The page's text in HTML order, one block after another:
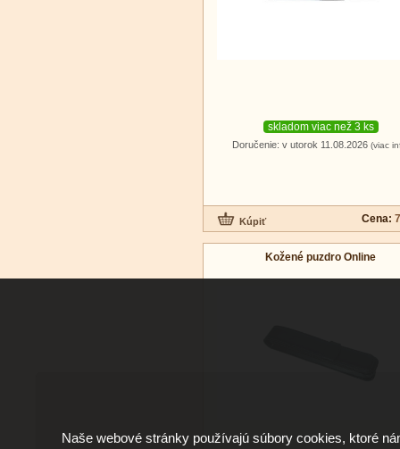
skladom viac než 3 ks
Doručenie: v utorok 11.08.2026 (viac
Cena:
Kožené puzdro Online
Naše webové stránky používajú súbory cookies, ktoré